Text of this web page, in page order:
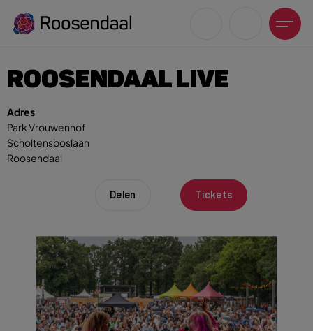
Zoeksuggesties
Winkeltijden en koopzondagen
ROOSENDAAL LIVE
Adres
Park Vrouwenhof
Scholtensboslaan
Roosendaal
Delen Tickets